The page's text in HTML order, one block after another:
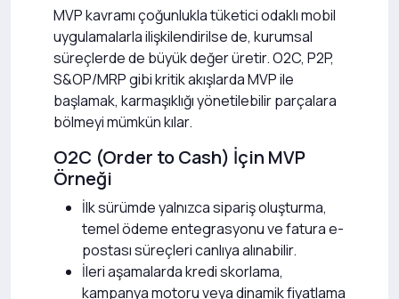
MVP kavramı çoğunlukla tüketici odaklı mobil
uygulamalarla ilişkilendirilse de, kurumsal
süreçlerde de büyük değer üretir. O2C, P2P,
S&OP/MRP gibi kritik akışlarda MVP ile
başlamak, karmaşıklığı yönetilebilir parçalara
bölmeyi mümkün kılar.
O2C (Order to Cash) İçin MVP
Örneği
İlk sürümde yalnızca sipariş oluşturma,
temel ödeme entegrasyonu ve fatura e-
postası süreçleri canlıya alınabilir.
İleri aşamalarda kredi skorlama,
kampanya motoru veya dinamik fiyatlama